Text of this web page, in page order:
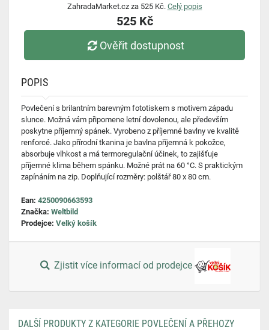
ZahradaMarket.cz za 525 Kč. Celý popis
525 Kč
Ověřit dostupnost
POPIS
Povlečení s brilantním barevným fototiskem s motivem západu
slunce. Možná vám připomene letní dovolenou, ale především
poskytne příjemný spánek. Vyrobeno z příjemné bavlny ve kvalitě
renforcé. Jako přírodní tkanina je bavlna příjemná k pokožce,
absorbuje vlhkost a má termoregulační účinek, to zajišťuje
příjemné klima během spánku. Možné prát na 60 °C. S praktickým
zapínáním na zip. Doplňující rozměry: polštář 80 x 80 cm.
Ean: 4250090663593
Značka: Weltbild
Prodejce: Velký košík
Zjistit více informací od prodejce
DALŠÍ PRODUKTY Z KATEGORIE POVLEČENÍ A PŘEHOZY